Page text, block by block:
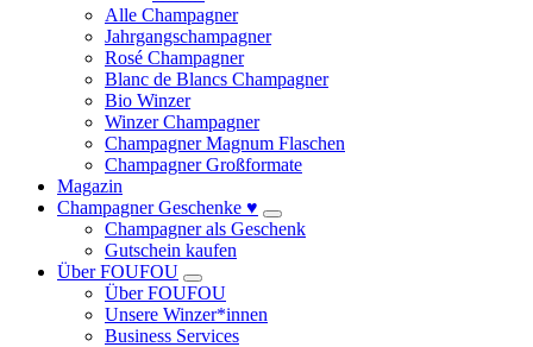
Alle Champagner
Jahrgangschampagner
Rosé Champagner
Blanc de Blancs Champagner
Bio Winzer
Winzer Champagner
Champagner Magnum Flaschen
Champagner Großformate
Magazin
Champagner Geschenke ♥
Champagner als Geschenk
Gutschein kaufen
Über FOUFOU
Über FOUFOU
Unsere Winzer*innen
Business Services